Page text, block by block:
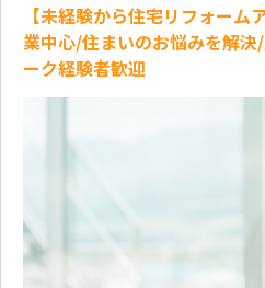
【未経験から住宅リフォーム
業中心/住まいのお悩みを解
ーク経験者歓迎